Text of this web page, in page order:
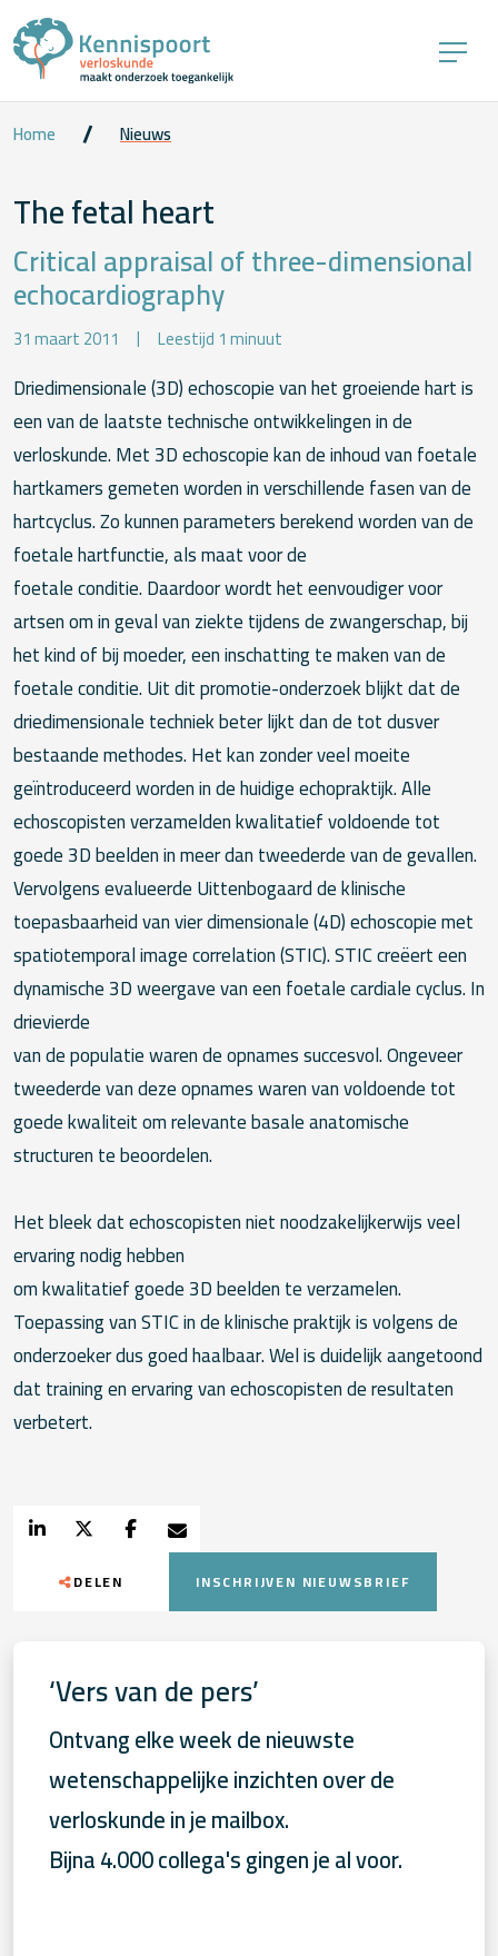
Home Nieuws
The fetal heart
Critical appraisal of three-dimensional
echocardiography
31 maart 2011 Leestijd 1 minuut
Driedimensionale (3D) echoscopie van het groeiende hart is
een van de laatste technische ontwikkelingen in de
verloskunde. Met 3D echoscopie kan de inhoud van foetale
hartkamers gemeten worden in verschillende fasen van de
hartcyclus. Zo kunnen parameters berekend worden van de
foetale hartfunctie, als maat voor de
foetale conditie. Daardoor wordt het eenvoudiger voor
artsen om in geval van ziekte tijdens de zwangerschap, bij
het kind of bij moeder, een inschatting te maken van de
foetale conditie. Uit dit promotie-onderzoek blijkt dat de
driedimensionale techniek beter lijkt dan de tot dusver
bestaande methodes. Het kan zonder veel moeite
geïntroduceerd worden in de huidige echopraktijk. Alle
echoscopisten verzamelden kwalitatief voldoende tot
goede 3D beelden in meer dan tweederde van de gevallen.
Vervolgens evalueerde Uittenbogaard de klinische
toepasbaarheid van vier dimensionale (4D) echoscopie met
spatiotemporal image correlation (STIC). STIC creëert een
dynamische 3D weergave van een foetale cardiale cyclus. In
drievierde
van de populatie waren de opnames succesvol. Ongeveer
tweederde van deze opnames waren van voldoende tot
goede kwaliteit om relevante basale anatomische
structuren te beoordelen.
Het bleek dat echoscopisten niet noodzakelijkerwijs veel
ervaring nodig hebben
om kwalitatief goede 3D beelden te verzamelen.
Toepassing van STIC in de klinische praktijk is volgens de
onderzoeker dus goed haalbaar. Wel is duidelijk aangetoond
dat training en ervaring van echoscopisten de resultaten
verbetert.
DELEN INSCHRIJVEN NIEUWSBRIEF
‘Vers van de pers’
Ontvang elke week de nieuwste
wetenschappelijke inzichten over de
verloskunde in je mailbox.
Bijna 4.000 collega's gingen je al voor.